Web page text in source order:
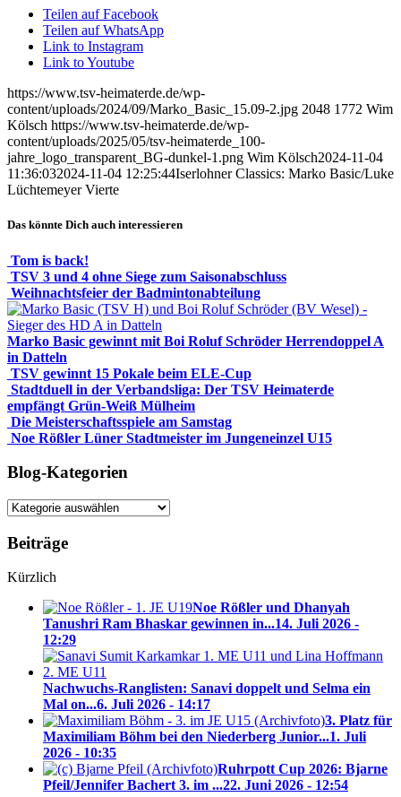
Teilen auf Facebook
Teilen auf WhatsApp
Link to Instagram
Link to Youtube
https://www.tsv-heimaterde.de/wp-
content/uploads/2024/09/Marko_Basic_15.09-2.jpg 2048 1772 Wim
Kölsch https://www.tsv-heimaterde.de/wp-
content/uploads/2025/05/tsv-heimaterde_100-
jahre_logo_transparent_BG-dunkel-1.png Wim Kölsch2024-11-04
11:36:032024-11-04 12:25:44Iserlohner Classics: Marko Basic/Luke
Lüchtemeyer Vierte
Das könnte Dich auch interessieren
Tom is back!
TSV 3 und 4 ohne Siege zum Saisonabschluss
Weihnachtsfeier der Badmintonabteilung
Marko Basic gewinnt mit Boi Roluf Schröder Herrendoppel A
in Datteln
TSV gewinnt 15 Pokale beim ELE-Cup
Stadtduell in der Verbandsliga: Der TSV Heimaterde
empfängt Grün-Weiß Mülheim
Die Meisterschaftsspiele am Samstag
Noe Rößler Lüner Stadtmeister im Jungeneinzel U15
Blog-Kategorien
Blog-
Beiträge
Kürzlich
Noe Rößler und Dhanyah
Tanushri Ram Bhaskar gewinnen in...14. Juli 2026 -
12:29
Nachwuchs-Ranglisten: Sanavi doppelt und Selma ein
Mal on...6. Juli 2026 - 14:17
3. Platz für
Maximiliam Böhm bei den Niederberg Junior...1. Juli
2026 - 10:35
Ruhrpott Cup 2026: Bjarne
Pfeil/Jennifer Bachert 3. im ...22. Juni 2026 - 12:54